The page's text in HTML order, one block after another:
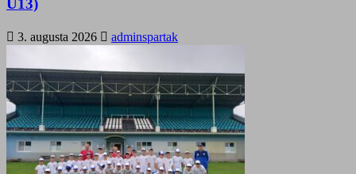
U13)
3. augusta 2026 adminspartak